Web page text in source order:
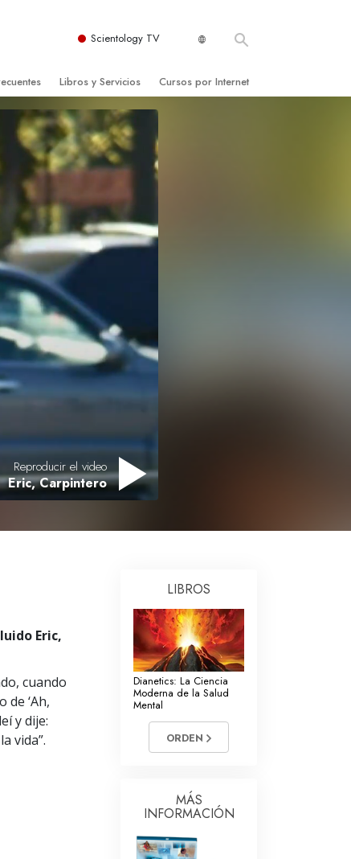
Scientology TV
y principios básicos
Iglesia
de Scientology
Libros y Servicios
Introductorias
Cursos por Internet
Cómo Resolver los Conflictos
Las Dinámicas de la Existencia
Soluciones para un Entorno Peligroso
Ayudas para Enfermedades y Lesiones
La Integridad y la Honestidad
El Matrimonio
La Escala Tonal Emocional
Respuestas a las Drogas
Herramientas para el Entorno Laboral
La Ética y las
Condiciones
Los Fundamentos de la Organización
Los Fundamentos de las Relaciones
Objetivos y Metas
La Tecnología de Estudio
Reproducir el video
Eric, Carpintero
Eric,
cuando
‘Ah,
y dije:
vida”.
LIBROS
Dianetics: La Ciencia
Moderna de la Salud
Mental
ORDEN
MÁS
INFORMACIÓN